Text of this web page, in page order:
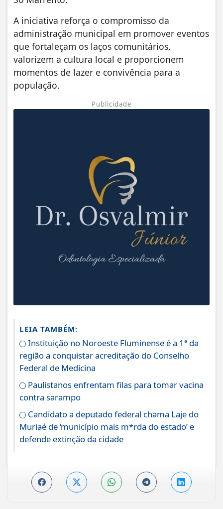
A iniciativa reforça o compromisso da
administração municipal em promover eventos
que fortaleçam os laços comunitários,
valorizem a cultura local e proporcionem
momentos de lazer e convivência para a
população.
Publicidade
LEIA TAMBÉM:
Instituição no Noroeste Fluminense é a 1ª da
região a conquistar acreditação do Conselho
Federal de Medicina
Paulistanos enfrentam filas para tomar vacina
contra sarampo
Candidato a deputado federal chama Laje do
Muriaé de ‘município mais m*rda do estado’ e
defende extinção da cidade